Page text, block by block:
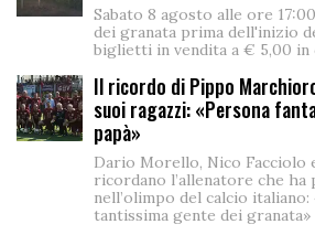
Sabato 8 agosto alle ore
dei granata prima dell'inizio
biglietti in vendita a € 5,00 in
Il ricordo di Pippo
suoi ragazzi: «Persona
papà»
Dario Morello, Nico Facciolo
ricordano l’allenatore che ha
nell’olimpo del calcio
tantissima gente dei granata»